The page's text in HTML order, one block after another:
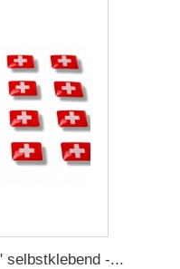
selbstklebend -...